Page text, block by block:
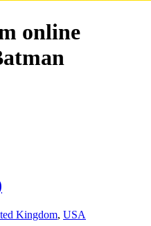
online
Kingdom, USA